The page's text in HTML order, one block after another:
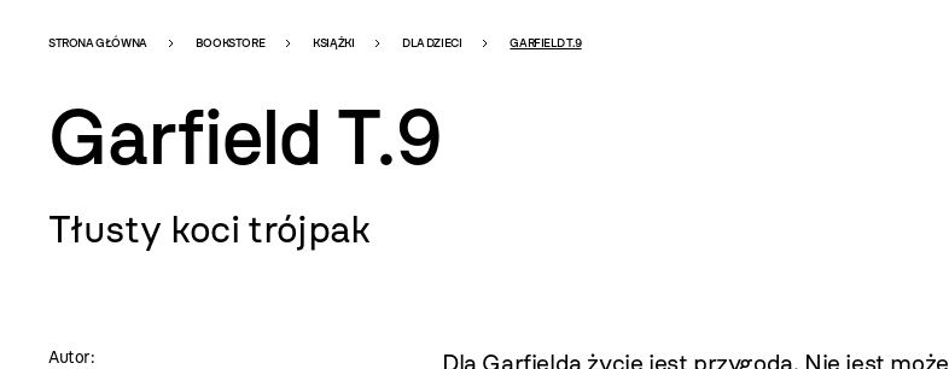
Bookstore
-
szablon
STRONA GŁÓWNA BOOKSTORE KSIĄŻKI DLA DZIECI GARFIELD T.9
Garfield T.9
Tłusty koci trójpak
Autor:
Dla Garfielda życie jest przygodą. Nie jest może